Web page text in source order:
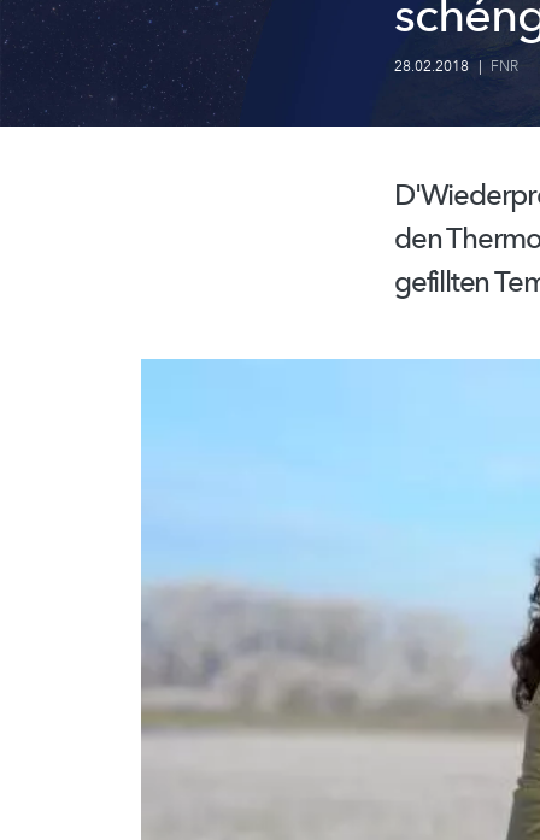
28.02.2018 | FNR
den
gefillten